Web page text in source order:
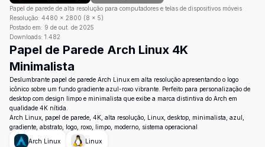
Papel de parede de alta resolução para computadores e telas de dispositivos móveis
Resolução: 4480 × 2800 (8 × 5)
Postado em: 9 de out. de 2025
Downloads: 1.482
Papel de Parede Arch Linux 4K
Minimalista
Deslumbrante papel de parede Arch Linux em alta resolução apresentando o logo
icônico sobre um fundo gradiente azul-roxo vibrante. Perfeito para personalização de
desktop com design limpo e minimalista que exibe a marca distintiva do Arch em
qualidade 4K nítida.
Arch Linux, papel de parede, 4K, alta resolução, Linux, desktop, minimalista, azul,
gradiente, abstrato, logo, roxo, limpo, moderno, sistema operacional
Arch Linux
Linux